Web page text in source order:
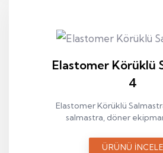
Elastomer Körüklü
4
Elastomer Körüklü
salmastra, döner
endüstriyel bir sızdırmazlık
ÜRÜNÜ İNCELE